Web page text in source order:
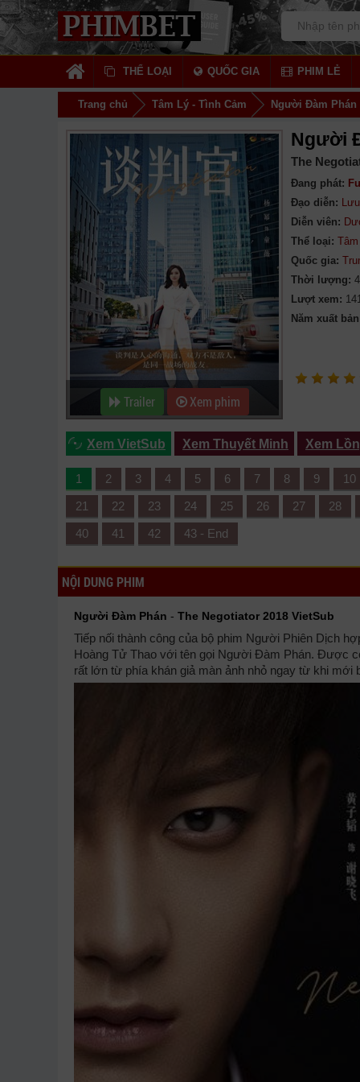
THỂ LOẠI QUỐC GIA PHIM LẺ
Trang chủ Tâm Lý - Tình Cảm Người Đàm Phán
Trailer Xem phim
Người
The
Đang phát:
Đạo diễn:
Diễn viên:
Thể loại:
Quốc gia:
Thời lượng:
Lượt xem:
Năm xuất
Xem VietSub Xem Thuyết Minh Xem
1 2 3 4 5 6 7 8 9 10
21
22 23 24 25 26 27 28
40
41 42 43 - End
NỘI DUNG PHIM
Người Đàm Phán - The Negotiator 2018 VietSub
Tiếp nối thành công của bộ phim Người Phiên Dịch
Hoàng Tử Thao với tên gọi Người Đàm Phán. Được
rất lớn từ phía khán giả màn ảnh nhỏ ngay từ khi mới